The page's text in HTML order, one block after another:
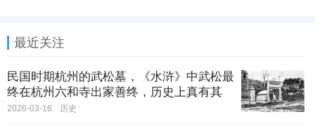
最近关注
民国时期杭州的武松墓，《水浒》中武松最
终在杭州六和寺出家善终，历史上真有其
人？
2026-03-16 历史